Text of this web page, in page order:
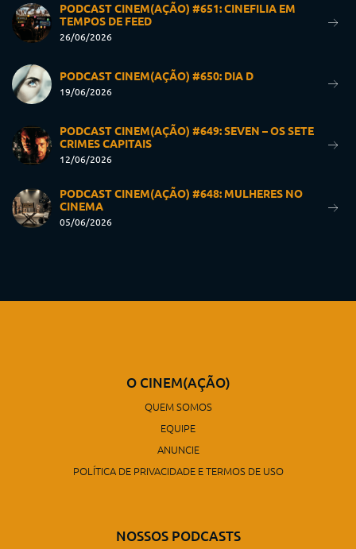
PODCAST CINEM(AÇÃO) #651: CINEFILIA EM
TEMPOS DE FEED
26/06/2026
PODCAST CINEM(AÇÃO) #650: DIA D
19/06/2026
PODCAST CINEM(AÇÃO) #649: SEVEN – OS SETE
CRIMES CAPITAIS
12/06/2026
PODCAST CINEM(AÇÃO) #648: MULHERES NO
CINEMA
05/06/2026
O CINEM(AÇÃO)
QUEM SOMOS
EQUIPE
ANUNCIE
POLÍTICA DE PRIVACIDADE E TERMOS DE USO
NOSSOS PODCASTS